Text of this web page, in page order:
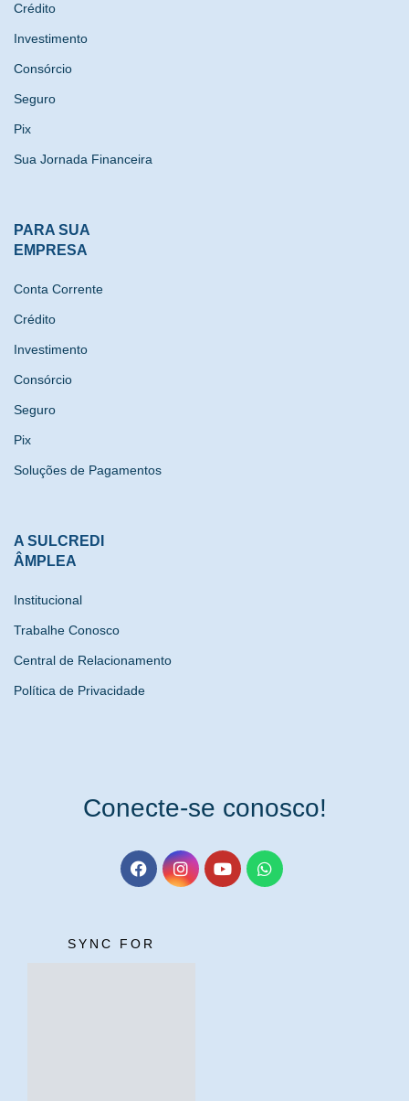
Crédito
Investimento
Consórcio
Seguro
Pix
Sua Jornada Financeira
PARA SUA
EMPRESA
Conta Corrente
Crédito
Investimento
Consórcio
Seguro
Pix
Soluções de Pagamentos
A SULCREDI
ÂMPLEA
Institucional
Trabalhe Conosco
Central de Relacionamento
Política de Privacidade
Conecte-se conosco!
SYNC FOR